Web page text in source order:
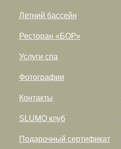
Ресторан «БОР»
Услуги спа
Летний бассейн
SLUMO клуб
Подарочный сертификат
Фотографии
Контакты